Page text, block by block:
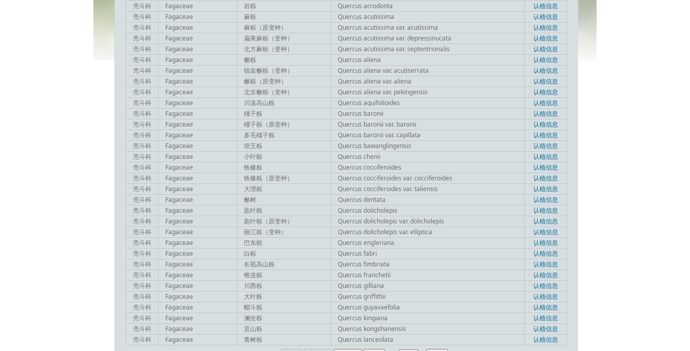
壳斗科
Fagaceae 岩栎 Quercus acrodonta
认植信息
壳斗科
Fagaceae 麻栎 Quercus acutissima
认植信息
壳斗科
Fagaceae 麻栎（原变种） Quercus acutissima var. acutissima
认植信息
壳斗科
Fagaceae 扁果麻栎（变种） Quercus acutissima var. depressinucata
认植信息
壳斗科
Fagaceae 北方麻栎（变种） Quercus acutissima var. septentrionalis
认植信息
壳斗科
Fagaceae 槲栎 Quercus aliena
认植信息
壳斗科
Fagaceae 锐齿槲栎（变种） Quercus aliena var. acutiserrata
认植信息
壳斗科
Fagaceae 槲栎（原变种） Quercus aliena var. aliena
认植信息
壳斗科
Fagaceae 北京槲栎（变种） Quercus aliena var. pekingensis
认植信息
壳斗科
Fagaceae 川滇高山栎 Quercus aquifolioides
认植信息
壳斗科
Fagaceae 橿子栎 Quercus baronii
认植信息
壳斗科
Fagaceae 橿子栎（原变种） Quercus baronii var. baronii
认植信息
壳斗科
Fagaceae 多毛橿子栎 Quercus baronii var. capillata
认植信息
壳斗科
Fagaceae 坝王栎 Quercus bawanglingensis
认植信息
壳斗科
Fagaceae 小叶栎 Quercus chenii
认植信息
壳斗科
Fagaceae 铁橡栎 Quercus cocciferoides
认植信息
壳斗科
Fagaceae 铁橡栎（原变种） Quercus cocciferoides var. cocciferoides
认植信息
壳斗科
Fagaceae 大理栎 Quercus cocciferoides var. taliensis
认植信息
壳斗科
Fagaceae 槲树 Quercus dentata
认植信息
壳斗科
Fagaceae 匙叶栎 Quercus dolicholepis
认植信息
壳斗科
Fagaceae 匙叶栎（原变种） Quercus dolicholepis var. dolicholepis
认植信息
壳斗科
Fagaceae 丽江栎（变种） Quercus dolicholepis var. elliptica
认植信息
壳斗科
Fagaceae 巴东栎 Quercus engleriana
认植信息
壳斗科
Fagaceae 白栎 Quercus fabri
认植信息
壳斗科
Fagaceae 长苞高山栎 Quercus fimbriata
认植信息
壳斗科
Fagaceae 锥连栎 Quercus franchetii
认植信息
壳斗科
Fagaceae 川西栎 Quercus gilliana
认植信息
壳斗科
Fagaceae 大叶栎 Quercus griffithii
认植信息
壳斗科
Fagaceae 帽斗栎 Quercus guyavaefolia
认植信息
壳斗科
Fagaceae 澜沧栎 Quercus kingiana
认植信息
壳斗科
Fagaceae 贡山栎 Quercus kongshanensis
认植信息
壳斗科
Fagaceae 青树栎 Quercus lanceolata
认植信息